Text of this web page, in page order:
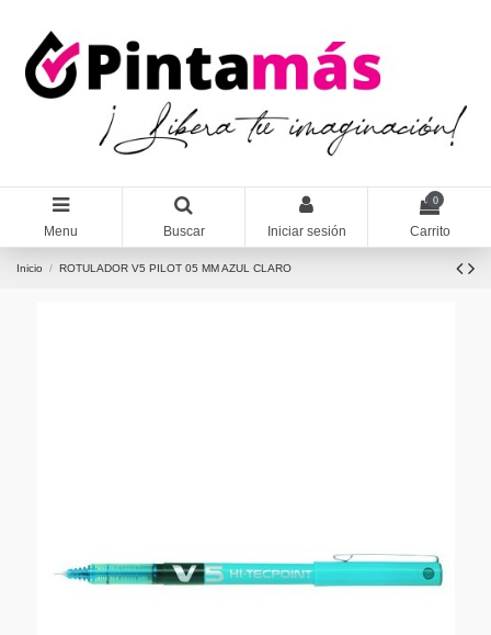
Menu Buscar Iniciar sesión
0
Carrito
Inicio ROTULADOR V5 PILOT 05 MM AZUL CLARO